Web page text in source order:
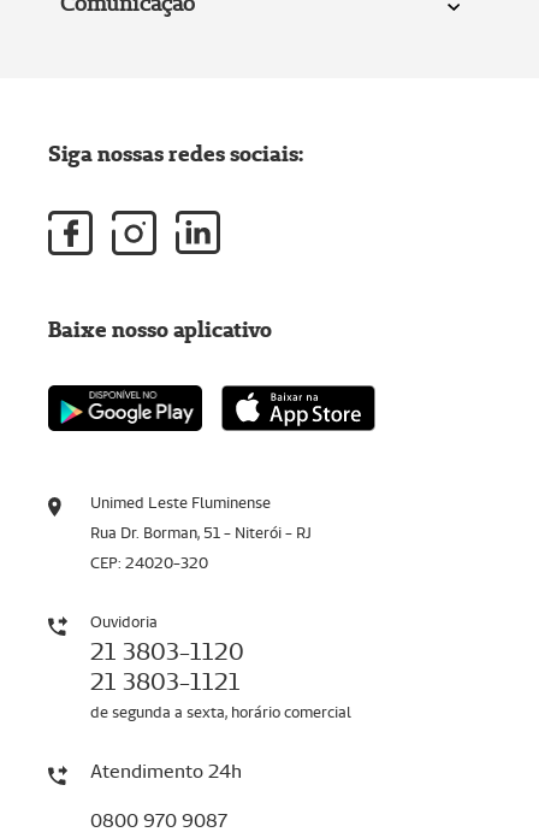
Unimed Leste Fluminense
Rua Dr. Borman, 51 - Niterói - RJ
CEP: 24020-320
Ouvidoria
21 3803-1120
21 3803-1121
de segunda a sexta, horário comercial
Atendimento 24h
0800 970 9087
Siga nossas redes sociais:
Baixe nosso aplicativo